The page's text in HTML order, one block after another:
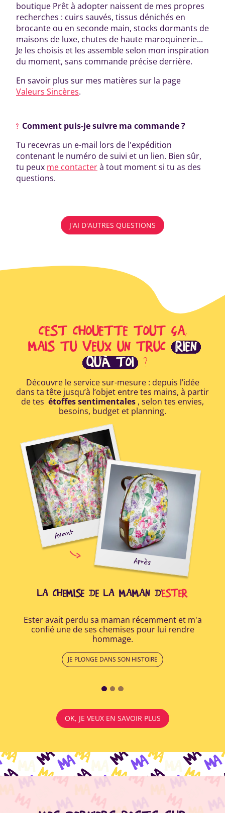
boutique Prêt à adopter naissent de mes propres
recherches : cuirs sauvés, tissus dénichés en
brocante ou en seconde main, stocks dormants de
maisons de luxe, chutes de haute maroquinerie...
Je les choisis et les assemble selon mon inspiration
du moment, sans commande précise derrière.
En savoir plus sur mes matières sur la page
Valeurs Sincères.
Comment puis-je suivre ma commande ?
Tu recevras un e-mail lors de l'expédition
contenant le numéro de suivi et un lien. Bien sûr,
tu peux me contacterà tout moment si tu as des
questions.
J'AI D'AUTRES QUESTIONS
C'EST CHOUETTE TOUT ÇA,
MAIS TU VEUX UN TRUC
RIEN
QU'À TOI ?
Découvre le service sur-mesure : depuis l’idée
dans ta tête jusqu’à l’objet entre tes mains, à partir
de tes étoffes sentimentales , selon tes envies,
besoins, budget et planning.
LA CHEMISE DE LA MAMAN D'ESTER
Ester avait perdu sa maman récemment et m'a
confié une de ses chemises pour lui rendre
hommage.
JE PLONGE DANS SON HISTOIRE
Avant
Après
OK, JE VEUX EN SAVOIR PLUS